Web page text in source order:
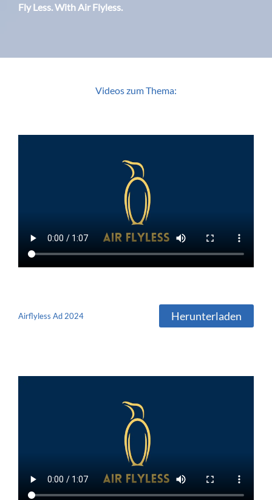
Fly Less. With Air Flyless.
Videos zum Thema:
Airflyless Ad 2024 Herunterladen